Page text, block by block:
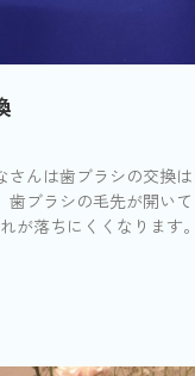
んは歯ブラシの交換は
ブラシの毛先が開い
が落ちにくくなります